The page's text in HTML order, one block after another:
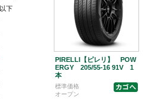
下
PIRELLI【ピレリ】 POW
ERGY 205/55-16 91V 1
本
標準価格
オープン